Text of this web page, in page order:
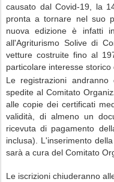
causato dal Covid-19, la
pronta a tornare nel suo
nuova edizione è infatti
all'Agriturismo Solive di
vetture costruite fino al
particolare interesse storico
Le registrazioni
spedite al Comitato
alle copie dei certificati
validità, di almeno un
ricevuta di pagamento
inclusa). L'inserimento
sarà a cura del Comitato
Le iscrizioni chiuderanno